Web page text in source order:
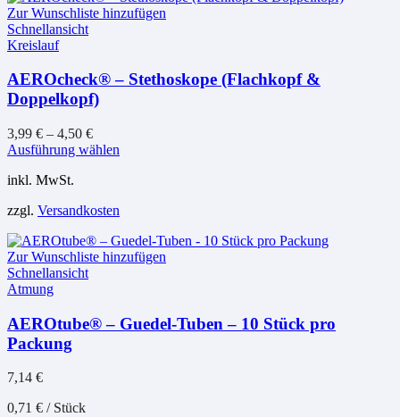
Zur Wunschliste hinzufügen
Schnellansicht
Kreislauf
AEROcheck® – Stethoskope (Flachkopf &
Doppelkopf)
3,99 € – 4,50 €
Ausführung wählen
Varianten
Die
Optionen
Produktseite
inkl. MwSt.
zzgl. Versandkosten
Zur Wunschliste hinzufügen
Schnellansicht
Atmung
AEROtube® – Guedel-Tuben – 10 Stück pro
Packung
7,14 €
0,71 € / Stück